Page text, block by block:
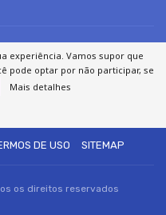
DE USO SITEMAP
os direitos reservados
experiência. Vamos supor que
pode optar por não participar, se
Mais detalhes